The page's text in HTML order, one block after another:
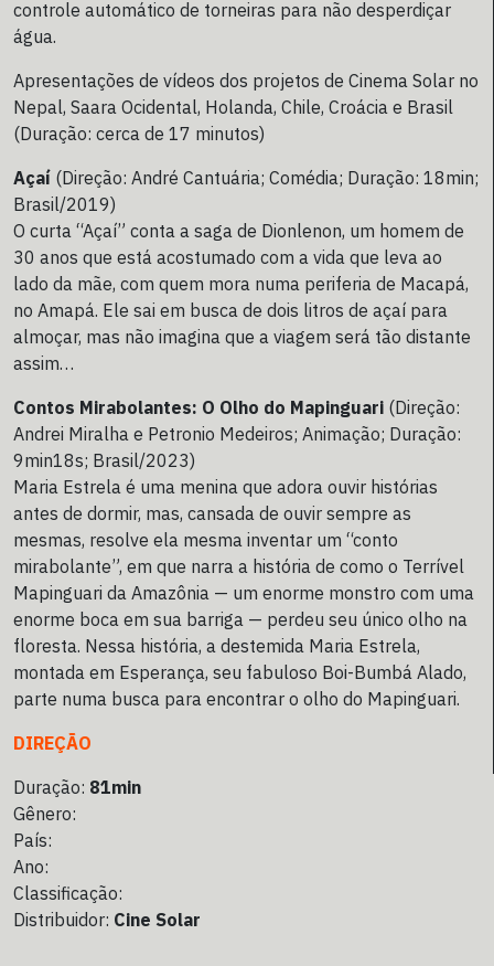
controle automático de torneiras para não desperdiçar
água.
Apresentações de vídeos dos projetos de Cinema Solar no
Nepal, Saara Ocidental, Holanda, Chile, Croácia e Brasil
(Duração: cerca de 17 minutos)
Açaí (Direção: André Cantuária; Comédia; Duração: 18min;
Brasil/2019)
O curta “Açaí” conta a saga de Dionlenon, um homem de
30 anos que está acostumado com a vida que leva ao
lado da mãe, com quem mora numa periferia de Macapá,
no Amapá. Ele sai em busca de dois litros de açaí para
almoçar, mas não imagina que a viagem será tão distante
assim…
Contos Mirabolantes: O Olho do Mapinguari (Direção:
Andrei Miralha e Petronio Medeiros; Animação; Duração:
9min18s; Brasil/2023)
Maria Estrela é uma menina que adora ouvir histórias
antes de dormir, mas, cansada de ouvir sempre as
mesmas, resolve ela mesma inventar um “conto
mirabolante”, em que narra a história de como o Terrível
Mapinguari da Amazônia — um enorme monstro com uma
enorme boca em sua barriga — perdeu seu único olho na
floresta. Nessa história, a destemida Maria Estrela,
montada em Esperança, seu fabuloso Boi-Bumbá Alado,
parte numa busca para encontrar o olho do Mapinguari.
DIREÇÃO
Duração: 81min
Gênero:
País:
Ano:
Classificação:
Distribuidor: Cine Solar